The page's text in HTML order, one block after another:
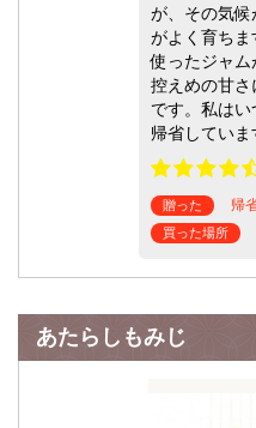
が、その気
がよく育ちま
使ったジャム
控えめの甘さ
です。私は
帰省していま
贈った 帰
買った場所
あたらしもみじ